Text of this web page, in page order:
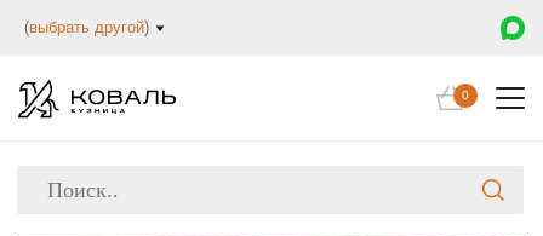
(выбрать другой)
0